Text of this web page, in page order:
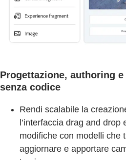
Progettazione, authoring
senza codice
Rendi scalabile la
l’interfaccia drag and drop
modifiche con modelli che
aggiornare e apportare